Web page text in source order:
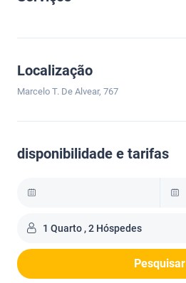
Localização
Marcelo T. De Alvear, 767
disponibilidade e tarifas
1 Quarto , 2 Hóspedes
Pesquisar